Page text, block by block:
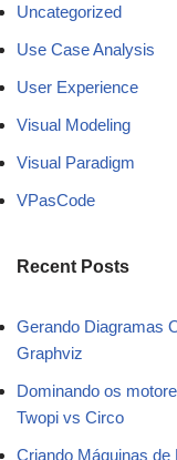
Uncategorized
Use Case Analysis
User Experience
Visual Modeling
Visual Paradigm
VPasCode
Recent Posts
Gerando Diagramas
Graphviz
Dominando os
Twopi vs Circo
Criando Máquinas de